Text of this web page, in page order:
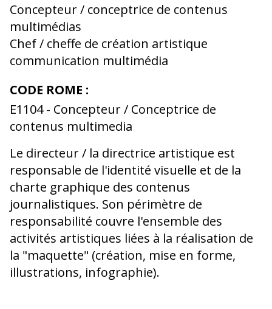
Concepteur / conceptrice de contenus
multimédias
Chef / cheffe de création artistique
communication multimédia
CODE ROME :
E1104 - Concepteur / Conceptrice de
contenus multimedia
Le directeur / la directrice artistique est
responsable de l'identité visuelle et de la
charte graphique des contenus
journalistiques. Son périmètre de
responsabilité couvre l'ensemble des
activités artistiques liées à la réalisation de
la "maquette" (création, mise en forme,
illustrations, infographie).